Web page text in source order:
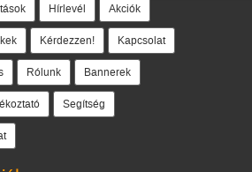
Hírlevél Akciók
Kérdezzen! Kapcsolat
Rólunk Bannerek
Segítség